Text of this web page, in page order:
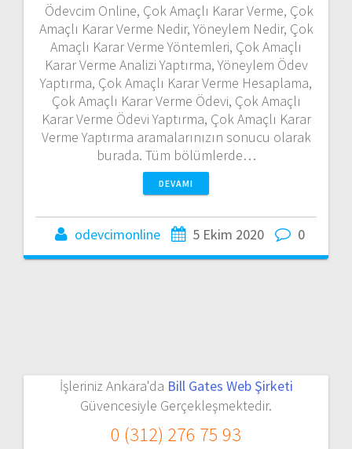
Ödevcim Online, Çok Amaçlı Karar Verme, Çok
Amaçlı Karar Verme Nedir, Yöneylem Nedir, Çok
Amaçlı Karar Verme Yöntemleri, Çok Amaçlı
Karar Verme Analizi Yaptırma, Yöneylem Ödev
Yaptırma, Çok Amaçlı Karar Verme Hesaplama,
Çok Amaçlı Karar Verme Ödevi, Çok Amaçlı
Karar Verme Ödevi Yaptırma, Çok Amaçlı Karar
Verme Yaptırma aramalarınızın sonucu olarak
burada. Tüm bölümlerde…
DEVAMI
odevcimonline 5 Ekim 2020 0
İşleriniz Ankara'da Bill Gates Web Şirketi
Güvencesiyle Gerçekleşmektedir.
0 (312) 276 75 93